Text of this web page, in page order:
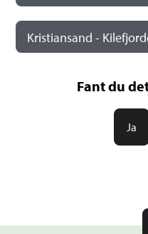
Kristiansand -
Fant du
Ja